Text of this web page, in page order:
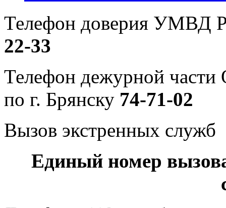
Телефон доверия УМВД
22-33
Телефон дежурной
по г. Брянску 74-71-02
Вызов экстренных служб
Единый номер